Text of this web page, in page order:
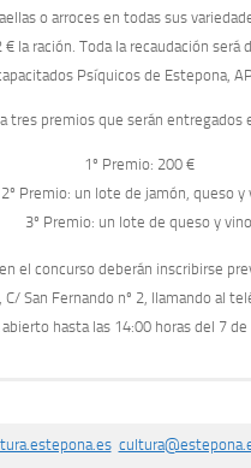
o arroces en todas sus
la ración. Toda la recaudación
Psíquicos de Estepona,
tres premios que serán entregados
1º Premio: 200 €
2º Premio: un lote de jamón, queso y
3º Premio: un lote de queso y vino
el concurso deberán inscribirse
San Fernando nº 2, llamando al
hasta las 14:00 horas del 7